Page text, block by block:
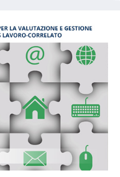
la valutazione e